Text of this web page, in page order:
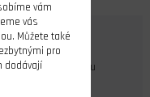
s
se váhou
vám
vás
Můžete také
pro
dodávají